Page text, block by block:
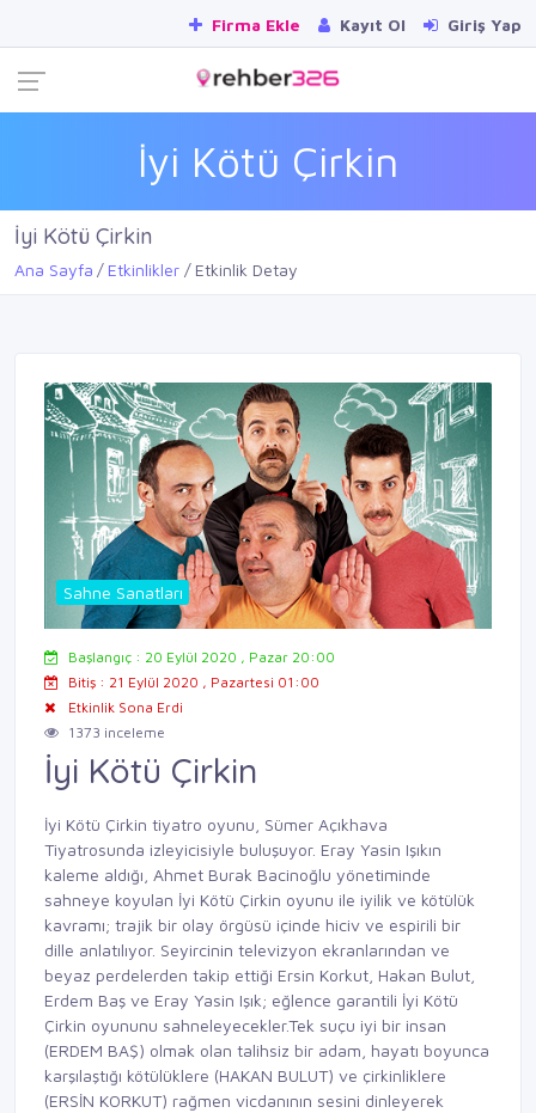
Firma Ekle Kayıt Ol Giriş Yap
İyi Kötü Çirkin
İyi Kötü Çirkin
Ana Sayfa Etkinlikler Etkinlik Detay
Sahne Sanatları
Başlangıç : 20 Eylül 2020 , Pazar 20:00
Bitiş : 21 Eylül 2020 , Pazartesi 01:00
Etkinlik Sona Erdi
1373 inceleme
İyi Kötü Çirkin
İyi Kötü Çirkin tiyatro oyunu, Sümer Açıkhava
Tiyatrosunda izleyicisiyle buluşuyor. Eray Yasin Işıkın
kaleme aldığı, Ahmet Burak Bacinoğlu yönetiminde
sahneye koyulan İyi Kötü Çirkin oyunu ile iyilik ve kötülük
kavramı; trajik bir olay örgüsü içinde hiciv ve espirili bir
dille anlatılıyor. Seyircinin televizyon ekranlarından ve
beyaz perdelerden takip ettiği Ersin Korkut, Hakan Bulut,
Erdem Baş ve Eray Yasin Işık; eğlence garantili İyi Kötü
Çirkin oyununu sahneleyecekler.Tek suçu iyi bir insan
(ERDEM BAŞ) olmak olan talihsiz bir adam, hayatı boyunca
karşılaştığı kötülüklere (HAKAN BULUT) ve çirkinliklere
(ERSİN KORKUT) rağmen vicdanının sesini dinleyerek